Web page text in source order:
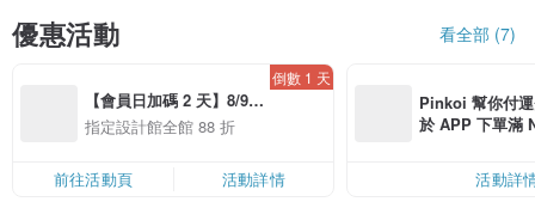
優惠活動 看全部 (7)
【會員日加碼 2 天】8/9-
8/10 精選設計限定 88 折
指定設計館全館 88 折
倒數 1 天
前往活動頁 活動詳情
Pinkoi 幫你付
於 APP 下單滿
活動詳